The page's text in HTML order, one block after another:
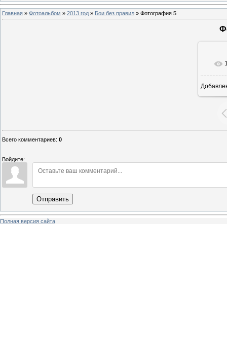
Главная » Фотоальбом » 2013 год » Бои без правил » Фотография 5
Всего комментариев: 0
Войдите:
Отправить
Полная версия сайта